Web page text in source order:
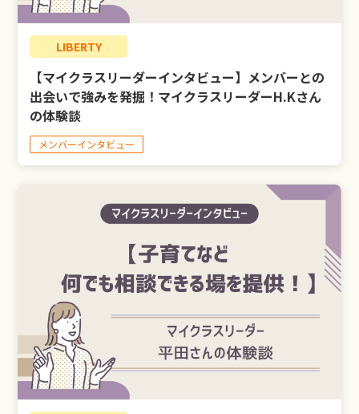
LIBERTY
【マイクラスリーダーインタビュー】メンバーとの
出会いで強みを発掘！マイクラスリーダーH.Kさん
の体験談
メンバーインタビュー